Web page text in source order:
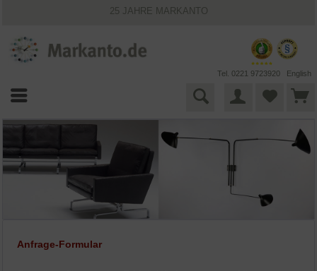
25 JAHRE MARKANTO
VIELFÄLTIGE ZAHLUNGSMÖGLICHKEITEN
Tel. 0221 9723920 English
Anfrage-Formular